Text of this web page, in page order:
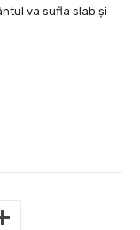
va sufla slab și